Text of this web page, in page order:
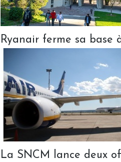
Ryanair ferme sa base
La SNCM lance deux